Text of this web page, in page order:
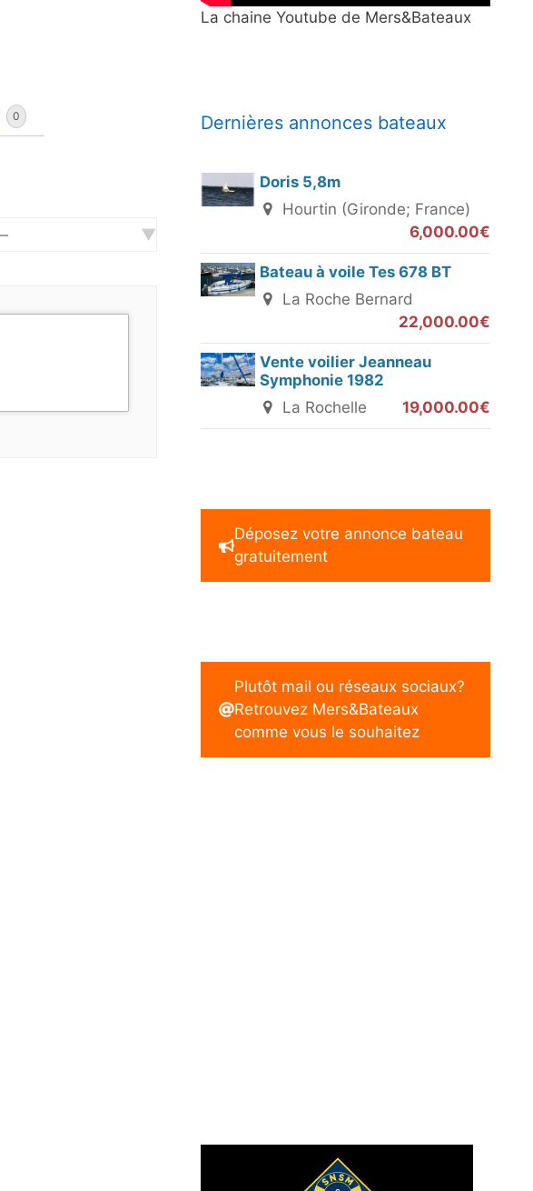
0
La chaine Youtube de Mers&Bateaux
Dernières annonces bateaux
Doris 5,8m
Hourtin (Gironde; France)
6,000.00€
Bateau à voile Tes 678 BT
La Roche Bernard
22,000.00€
Vente voilier Jeanneau
Symphonie 1982
La Rochelle
19,000.00€
Déposez votre annonce bateau
gratuitement
Plutôt mail ou réseaux sociaux?
Retrouvez Mers&Bateaux
comme vous le souhaitez